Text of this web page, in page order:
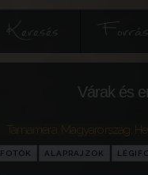
Keresés
Várak és
Tarnaméra Magyarország
FOTÓK ALAPRAJZOK